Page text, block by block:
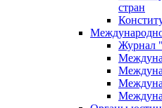
стран
Журнал